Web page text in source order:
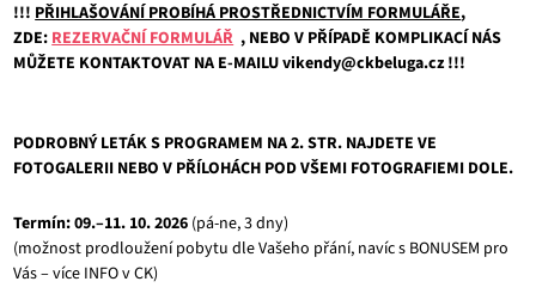
!!!PŘIHLAŠOVÁNÍ PROBÍHÁ PROSTŘEDNICTVÍM FORMULÁŘE,
ZDE:REZERVAČNÍ FORMULÁŘ, NEBO V PŘÍPADĚ KOMPLIKACÍ NÁS
MŮŽETE KONTAKTOVAT NA E-MAILU vikendy@ckbeluga.cz !!!
PODROBNÝ LETÁK S PROGRAMEM NA 2. STR. NAJDETE VE
FOTOGALERII NEBO V PŘÍLOHÁCH POD VŠEMI FOTOGRAFIEMI DOLE.
Termín: 09.–11. 10. 2026 (pá-ne, 3 dny)
(možnost prodloužení pobytu dle Vašeho přání, navíc s BONUSEM pro
Vás – více INFO v CK)